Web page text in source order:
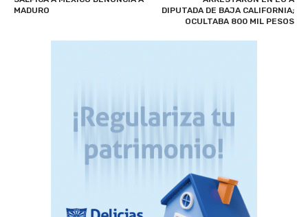
MADURO
DIPUTADA DE BAJA CALIFORNIA;
OCULTABA 800 MIL PESOS